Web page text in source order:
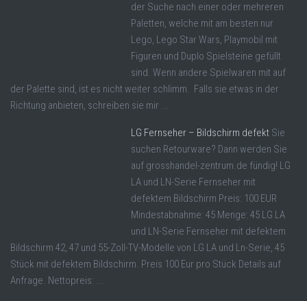
der Suche nach einer oder mehreren
Paletten, welche mit am besten nur
Lego, Lego Star Wars, Playmobil mit
Figuren und Duplo Spielsteine gefüllt
sind. Wenn andere Spielwaren mit auf
der Palette sind, ist es nicht weiter schlimm. Falls sie etwas in der
Richtung anbieten, schreiben sie mir ...
LG Fernseher – Bildschirm defekt Sie
suchen Retourware? Dann werden Sie
auf grosshandel-zentrum.de fündig! LG
LA und LN-Serie Fernseher mit
defektem Bildschirm Preis: 100 EUR
Mindestabnahme: 45 Menge: 45 LG LA
und LN-Serie Fernseher mit defektem
Bildschirm 42, 47 und 55-Zoll-TV-Modelle von LG LA und Ln-Serie, 45
Stück mit defektem Bildschirm. Preis 100 Eur pro Stück Details auf
Anfrage. Nettopreis: ...